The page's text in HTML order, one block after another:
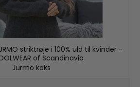
striktrøje i 100% uld til kvinder -
of Scandinavia
Jurmo koks